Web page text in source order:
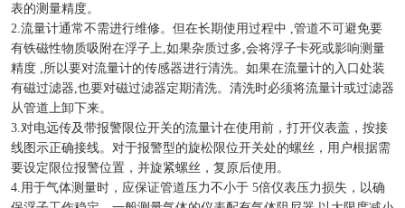
表的测量精度。
2.流量计通常不需进行维修。但在长期使用过程中 ,管道不可避免要
有铁磁性物质吸附在浮子上,如果杂质过多,会将浮子卡死或影响测量
精度 ,所以要对流量计的传感器进行清洗。如果在流量计的入口处装
有磁过滤器,也要对磁过滤器定期清洗。清洗时必须将流量计或过滤器
从管道上卸下来。
3.对电远传及带报警限位开关的流量计在使用前，打开仪表盖，按接
线图示正确接线。对于报警型的旋松限位开关处的螺丝，用户根据需
要设定限位报警位置，并旋紧螺丝，复原后使用。
4.用于气体测量时，应保证管道压力不小于 5倍仪表压力损失，以确